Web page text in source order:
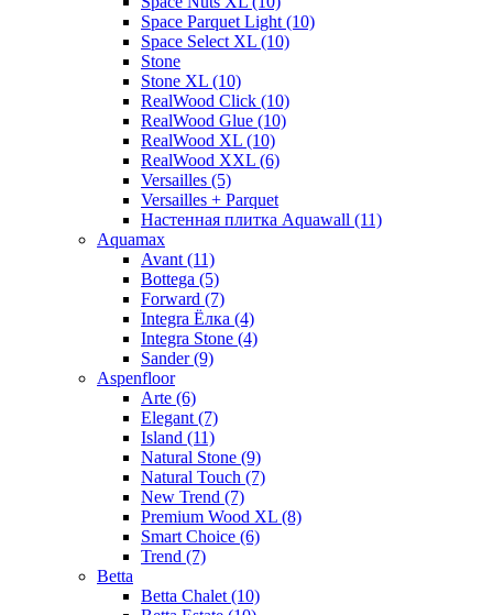
Space Parquet Light (10)
Space Select XL (10)
Stone
Stone XL (10)
RealWood Click (10)
RealWood Glue (10)
RealWood XL (10)
RealWood XXL (6)
Versailles (5)
Versailles + Parquet
Настенная плитка Aquawall (11)
Aquamax
Avant (11)
Bottega (5)
Forward (7)
Integra Ёлка (4)
Integra Stone (4)
Sander (9)
Aspenfloor
Arte (6)
Elegant (7)
Island (11)
Natural Stone (9)
Natural Touch (7)
New Trend (7)
Premium Wood XL (8)
Smart Choice (6)
Trend (7)
Betta
Betta Chalet (10)